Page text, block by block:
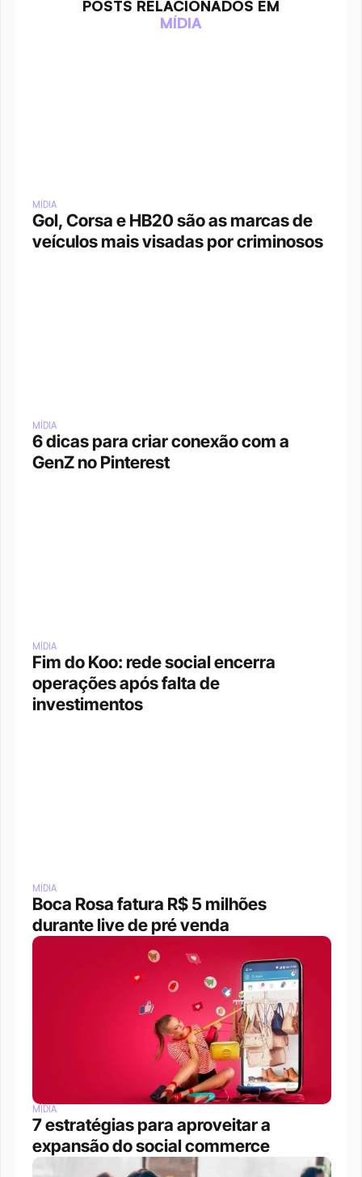
POSTS RELACIONADOS EM
MÍDIA
MÍDIA
Gol, Corsa e HB20 são as marcas de
veículos mais visadas por criminosos
MÍDIA
6 dicas para criar conexão com a
GenZ no Pinterest
MÍDIA
Fim do Koo: rede social encerra
operações após falta de
investimentos
MÍDIA
Boca Rosa fatura R$ 5 milhões
durante live de pré venda
MÍDIA
7 estratégias para aproveitar a
expansão do social commerce